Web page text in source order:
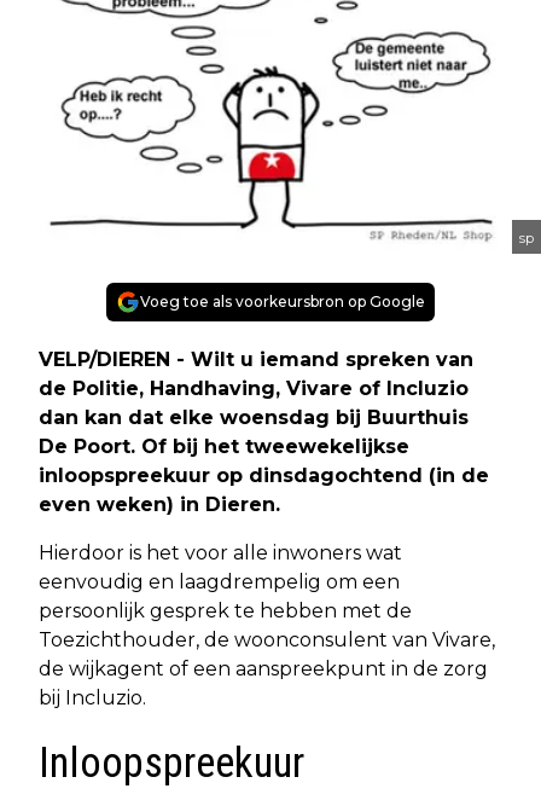
sp
Voeg toe als voorkeursbron op Google
VELP/DIEREN - Wilt u iemand spreken van
de Politie, Handhaving, Vivare of Incluzio
dan kan dat elke woensdag bij Buurthuis
De Poort. Of bij het tweewekelijkse
inloopspreekuur op dinsdagochtend (in de
even weken) in Dieren.
Hierdoor is het voor alle inwoners wat
eenvoudig en laagdrempelig om een
persoonlijk gesprek te hebben met de
Toezichthouder, de woonconsulent van Vivare,
de wijkagent of een aanspreekpunt in de zorg
bij Incluzio.
Inloopspreekuur